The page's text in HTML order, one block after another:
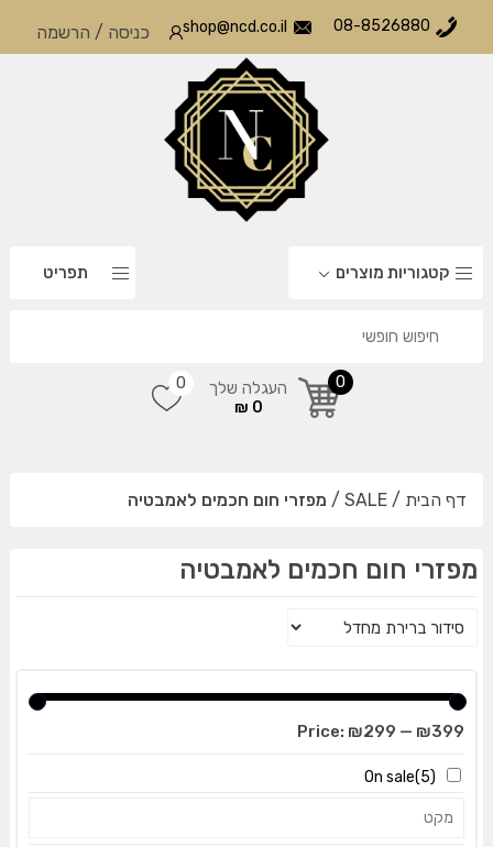
08-8526880
shop@ncd.co.il כניסה / הרשמה
קטגוריות מוצרים תפריט
0 העגלה שלך
0 ₪
0
דף הבית /
SALE
/ מפזרי חום חכמים לאמבטיה
מפזרי חום חכמים לאמבטיה
Price: ₪299 — ₪399
On sale(5)